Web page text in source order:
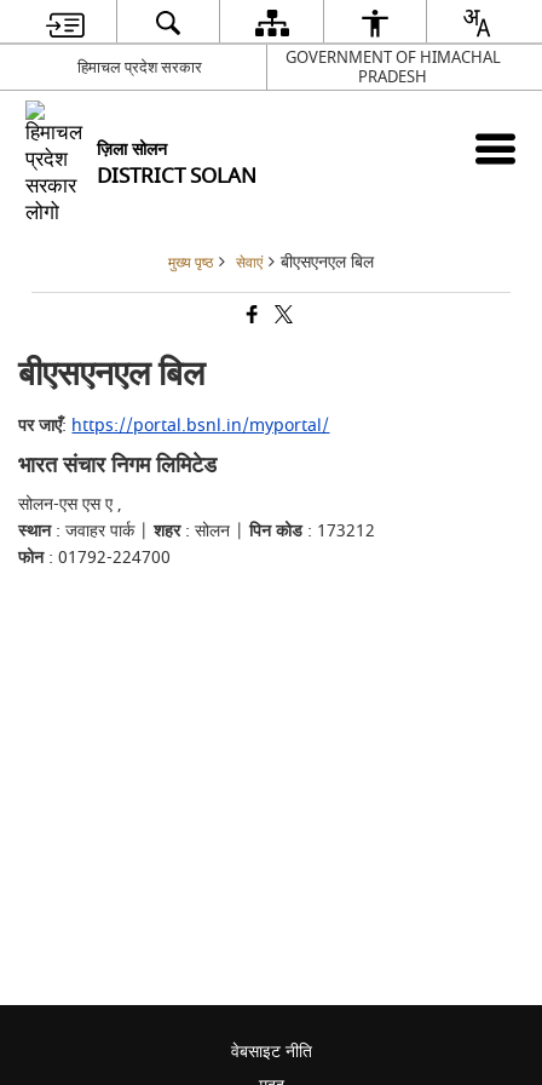
हिमाचल प्रदेश सरकार
GOVERNMENT OF HIMACHAL
PRADESH
ज़िला सोलन
DISTRICT SOLAN
मुख्य पृष्ठ सेवाएं बीएसएनएल बिल
बीएसएनएल बिल
पर जाएँ: https://portal.bsnl.in/myportal/
भारत संचार निगम लिमिटेड
सोलन-एस एस ए ,
स्थान: जवाहर पार्क |शहर: सोलन |पिन कोड: 173212
फोन: 01792-224700
वेबसाइट नीति